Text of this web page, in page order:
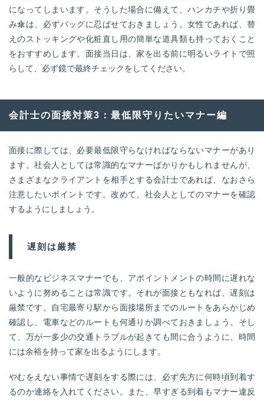
になってしまいます。そうした場合に備えて、ハンカチや折り畳
み傘は、必ずバッグに忍ばせておきましょう。女性であれば、替
えのストッキングや化粧直し用の簡単な道具類も持っておくこと
をおすすめします。面接当日は、家を出る前に明るいライトで照
らして、必ず鏡で最終チェックをしてください。
会計士の面接対策3：最低限守りたいマナー編
面接に際しては、必要最低限守らなければならないマナーがあり
ます。社会人としては常識的なマナーばかりかもしれませんが、
さまざまなクライアントを相手とする会計士であれば、なおさら
注意したいポイントです。改めて、社会人としてのマナーを確認
するようにしましょう。
遅刻は厳禁
一般的なビジネスマナーでも、アポイントメントの時間に遅れな
いように努めることは常識です。それが面接ともなれば、遅刻は
厳禁です。自宅最寄り駅から面接場所までのルートをあらかじめ
確認し、電車などのルートも何通りか調べておきましょう。そし
て、万が一多少の交通トラブルが起きても間に合うように、時間
には余裕を持って家を出るようにします。
やむをえない事情で遅刻をする際には、必ず先方に何時頃到着す
るのか連絡を入れてください。また、早すぎる到着もマナー違反